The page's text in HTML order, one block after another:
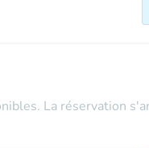
La réservation